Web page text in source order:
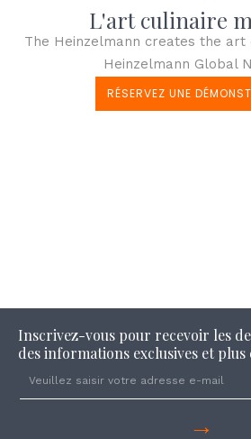
L'art culinaire
The Heinzelmann creates the
Heinzelmann Global
RÉSERVEZ UNE
Inscrivez-vous pour recevoir les
des informations exclusives et plus
→